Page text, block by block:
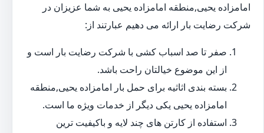
امامزاده یحیی,منطقه امامزاده یحیی به شما عزیزان در
شرکت رضایت بار ارائه می دهیم عبارتند از:
صفر تا صد اسباب کشی با شرکت رضایت بار است و
از این موضوع خیالتان راحت باشد.
بسته بندی اثاثیه برای حمل بار امامزاده یحیی,منطقه
امامزاده یحیی یکی دیگر از خدمات ویژه ما است.
استفاده از کارتن های چند لایه و باکیفیت ترین